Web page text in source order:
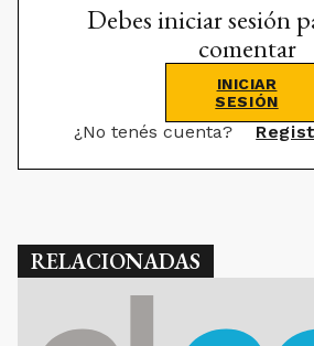
Debes iniciar sesión
comentar
INICIAR
SESIÓN
¿No tenés cuenta?
RELACIONADAS